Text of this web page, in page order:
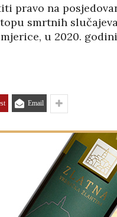
pravo na
smrtnih slučajeva
u 2020.
Email